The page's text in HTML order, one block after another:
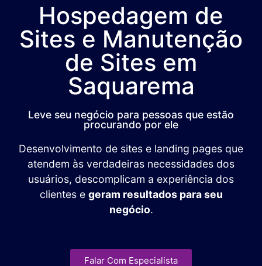
Hospedagem de
Sites e Manutenção
de Sites em
Saquarema
Leve seu negócio para pessoas que estão
procurando por ele
Desenvolvimento de sites e landing pages que
atendem às verdadeiras necessidades dos
usuários, descomplicam a experiência dos
clientes e geram resultados para seu
negócio.
Falar Com Especialista